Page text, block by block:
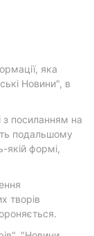
яка
Новини", в
з посиланням на
подальшому
якій формі,
творів